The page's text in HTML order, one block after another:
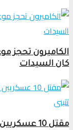
الكاميرون تحجز
كان السيدات
مقتل 10